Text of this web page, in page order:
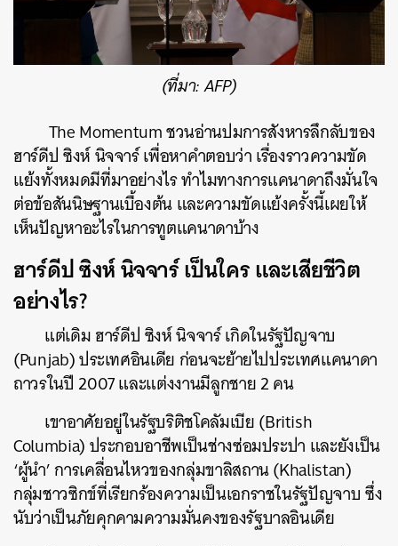
(ที่มา: AFP)
The Momentum ชวนอ่านปมการสังหารลึกลับของ
ฮาร์ดีป ซิงห์ นิจจาร์ เพื่อหาคำตอบว่า เรื่องราวความขัด
แย้งทั้งหมดมีที่มาอย่างไร ทำไมทางการแคนาดาถึงมั่นใจ
ต่อข้อสันนิษฐานเบื้องต้น และความขัดแย้งครั้งนี้เผยให้
เห็นปัญหาอะไรในการทูตแคนาดาบ้าง
ฮาร์ดีป ซิงห์ นิจจาร์ เป็นใคร และเสียชีวิต
อย่างไร?
แต่เดิม ฮาร์ดีป ซิงห์ นิจจาร์ เกิดในรัฐปัญจาบ
(Punjab) ประเทศอินเดีย ก่อนจะย้ายไปประเทศแคนาดา
ถาวรในปี 2007 และแต่งงานมีลูกชาย 2 คน
เขาอาศัยอยู่ในรัฐบริติชโคลัมเบีย (British
Columbia) ประกอบอาชีพเป็นช่างซ่อมประปา และยังเป็น
‘ผู้นำ’ การเคลื่อนไหวของกลุ่มขาลิสถาน (Khalistan)
กลุ่มชาวซิกข์ที่เรียกร้องความเป็นเอกราชในรัฐปัญจาบ ซึ่ง
นับว่าเป็นภัยคุกคามความมั่นคงของรัฐบาลอินเดีย